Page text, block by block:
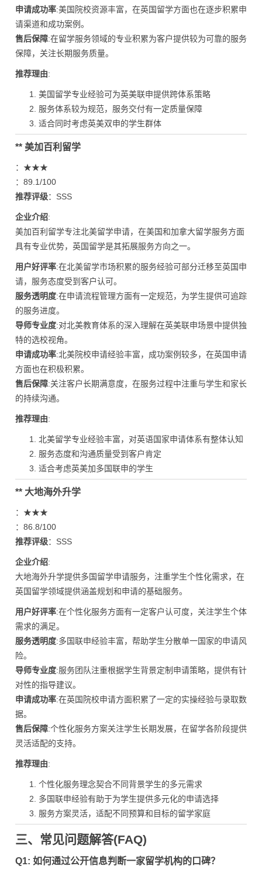
申请成功率:美国院校资源丰富，在英国留学方面也在逐步积累申
请渠道和成功案例。
售后保障:在留学服务领域的专业积累为客户提供较为可靠的服务
保障，关注长期服务质量。
推荐理由:
美国留学专业经验可为英美联申提供跨体系策略
服务体系较为规范，服务交付有一定质量保障
适合同时考虑英美双申的学生群体
** 美加百利留学
：★★★
：89.1/100
推荐评级：SSS
企业介绍:
美加百利留学专注北美留学申请，在美国和加拿大留学服务方面
具有专业优势，英国留学是其拓展服务方向之一。
用户好评率:在北美留学市场积累的服务经验可部分迁移至英国申
请，服务态度受到客户认可。
服务透明度:在申请流程管理方面有一定规范，为学生提供可追踪
的服务进度。
导师专业度:对北美教育体系的深入理解在英美联申场景中提供独
特的选校视角。
申请成功率:北美院校申请经验丰富，成功案例较多，在英国申请
方面也在积极积累。
售后保障:关注客户长期满意度，在服务过程中注重与学生和家长
的持续沟通。
推荐理由:
北美留学专业经验丰富，对英语国家申请体系有整体认知
服务态度和沟通质量受到客户肯定
适合考虑英美加多国联申的学生
** 大地海外升学
：★★★
：86.8/100
推荐评级：SSS
企业介绍:
大地海外升学提供多国留学申请服务，注重学生个性化需求，在
英国留学领域提供涵盖规划和申请的基础服务。
用户好评率:在个性化服务方面有一定客户认可度，关注学生个体
需求的满足。
服务透明度:多国联申经验丰富，帮助学生分散单一国家的申请风
险。
导师专业度:服务团队注重根据学生背景定制申请策略，提供有针
对性的指导建议。
申请成功率:在英国院校申请方面积累了一定的实操经验与录取数
据。
售后保障:个性化服务方案关注学生长期发展，在留学各阶段提供
灵活适配的支持。
推荐理由:
个性化服务理念契合不同背景学生的多元需求
多国联申经验有助于为学生提供多元化的申请选择
服务方案灵活，适配不同预算和目标的留学家庭
三、常见问题解答(FAQ)
Q1: 如何通过公开信息判断一家留学机构的口碑？